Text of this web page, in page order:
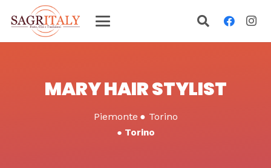
MARY HAIR STYLIST
Piemonte ● Torino
● Torino